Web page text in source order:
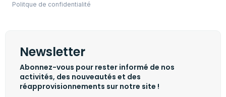
Politque de confidentialité
Newsletter
Abonnez-vous pour rester informé de nos
activités, des nouveautés et des
réapprovisionnements sur notre site !